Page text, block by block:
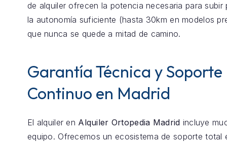
de alquiler ofrecen la potencia necesaria para subir
la autonomía suficiente (hasta 30km en modelos
que nunca se quede a mitad de camino.
Garantía Técnica y Soporte
Continuo en Madrid
El alquiler en Alquiler Ortopedia Madrid incluye
equipo. Ofrecemos un ecosistema de soporte total